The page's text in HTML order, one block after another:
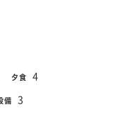
夕食 4
備 3